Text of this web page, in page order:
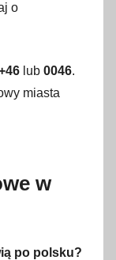
o
lub 0046.
miasta
w
po polsku?